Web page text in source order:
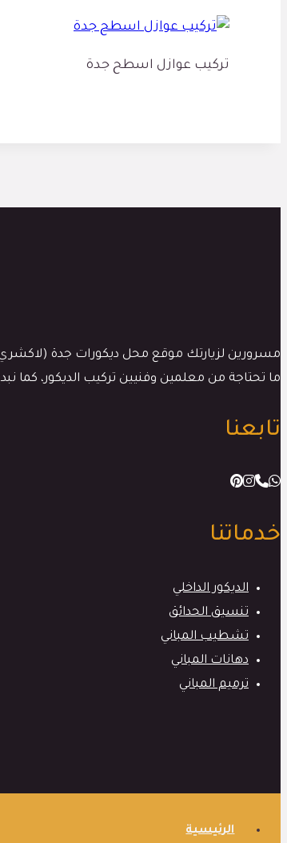
تركيب عوازل اسطح جدة
مسرورين لزيارتك موقع محل ديكورات جدة (لاكشري
ما تحتاجة من معلمين وفنيين تركيب الديكور، كما
تابعنا
خدماتنا
الديكور الداخلي
تنسيق الحدائق
تشطيب المباني
دهانات المباني
ترميم المباني
الرئيسية